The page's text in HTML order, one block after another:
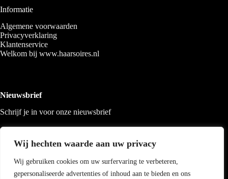
Wij hechten waarde aan uw privacy
Wij gebruiken cookies om uw surfervaring te verbeteren,
gepersonaliseerde advertenties of inhoud aan te bieden en ons
Informatie
Algemene voorwaarden
Privacyverklaring
Klantenservice
Welkom bij www.haarsoires.nl
Nieuwsbrief
Schrijf je in voor onze nieuwsbrief